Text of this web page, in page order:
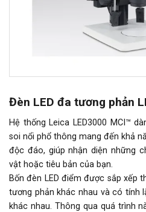
Đèn LED đa tương phản
Hệ thống Leica LED3000 MCI™
soi nổi phổ thông mang đến khả
độc đáo, giúp nhận diện những
vật hoặc tiêu bản của bạn.
Bốn đèn LED điểm được sắp xếp
tương phản khác nhau và có tính
khác nhau. Thông qua quá trình